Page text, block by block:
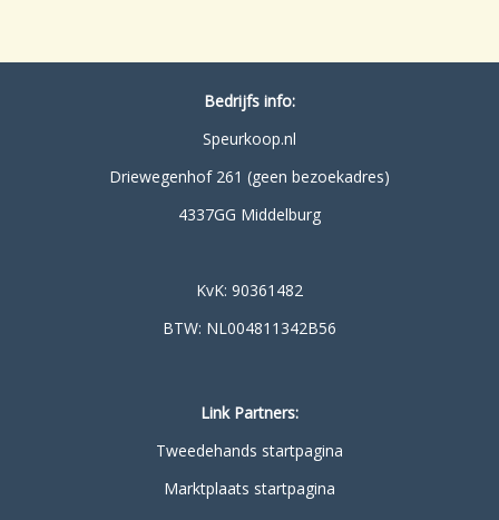
Bedrijfs info:
Speurkoop.nl
Driewegenhof 261 (geen bezoekadres)
4337GG Middelburg
KvK: 90361482
BTW: NL004811342B56
Link Partners:
Tweedehands startpagina
Marktplaats startpagina